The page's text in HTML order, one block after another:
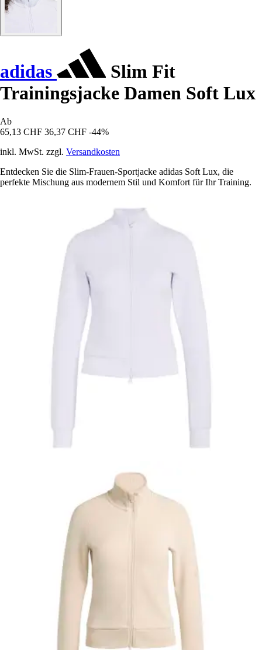
adidas
Slim Fit
Trainingsjacke Damen Soft Lux
Ab
65,13 CHF 36,37 CHF -44%
inkl. MwSt. zzgl. Versandkosten
Entdecken Sie die Slim-Frauen-Sportjacke adidas Soft Lux, die
perfekte Mischung aus modernem Stil und Komfort für Ihr Training.